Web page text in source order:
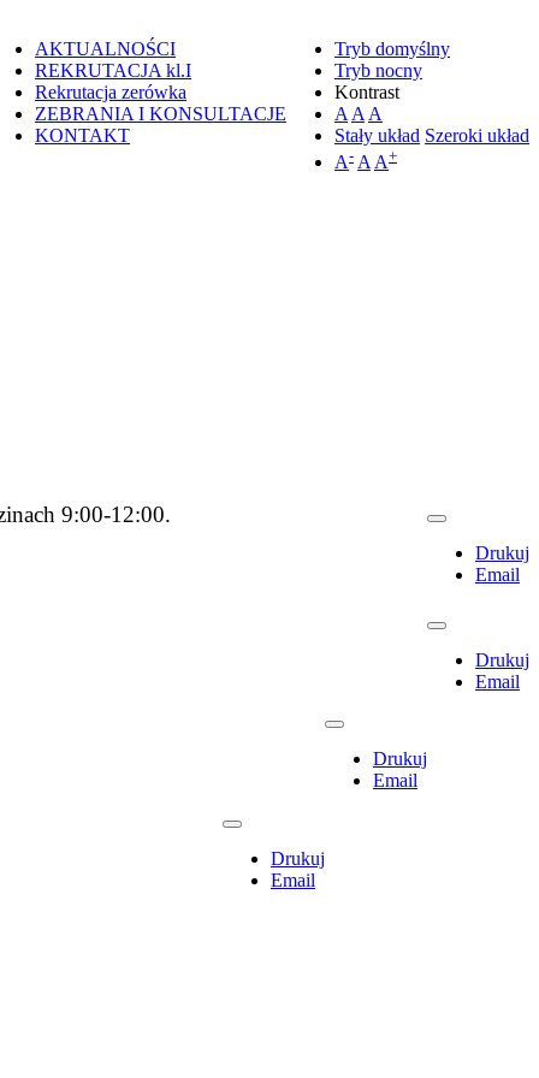
Tryb domyślny
Tryb nocny
Kontrast
A A A
Stały układ Szeroki układ
A- A A+
AKTUALNOŚCI
REKRUTACJA kl.I
Rekrutacja zerówka
ZEBRANIA I KONSULTACJE
KONTAKT
Drukuj
Email
9:00-12:00.
Drukuj
Email
Drukuj
Email
Drukuj
Email